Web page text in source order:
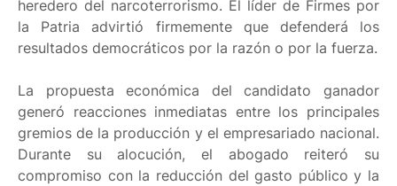
heredero del narcoterrorismo. El líder de Firmes por
la Patria advirtió firmemente que defenderá los
resultados democráticos por la razón o por la fuerza.
La propuesta económica del candidato ganador
generó reacciones inmediatas entre los principales
gremios de la producción y el empresariado nacional.
Durante su alocución, el abogado reiteró su
compromiso con la reducción del gasto público y la